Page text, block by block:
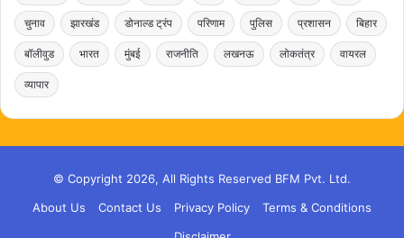
चुनाव झारखंड डोनाल्ड ट्रंप परिणाम पुलिस प्रशासन बिहार
बॉलीवुड भारत मुंबई राजनीति लखनऊ लोकतंत्र वायरल
व्यापार
© Copyright 2026, All Rights Reserved BFM Pvt. Ltd.
About Us
Contact Us Privacy Policy
Terms & Conditions